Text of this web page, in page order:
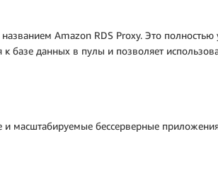
Amazon RDS Proxy. Это
данных в пулы и позволяет
масштабируемые бессерверные